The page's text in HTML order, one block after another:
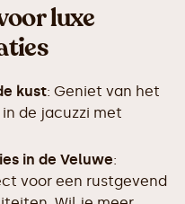
luxe
kust: Geniet van het
de jacuzzi met
in de Veluwe:
voor een rustgevend